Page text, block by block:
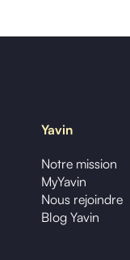
Yavin
Notre mission
MyYavin
Nous rejoindre
Blog Yavin